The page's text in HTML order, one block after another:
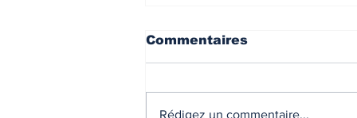
Commentaires
Rédigez un commentaire...